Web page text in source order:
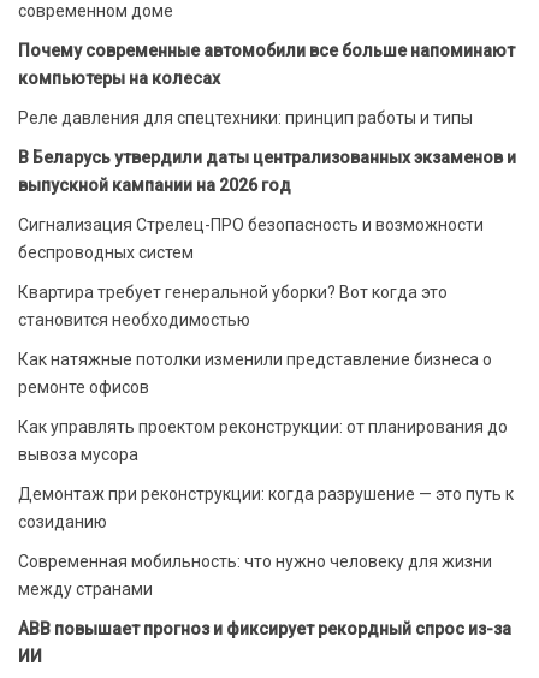
современном доме
Почему современные автомобили все больше напоминают
компьютеры на колесах
Реле давления для спецтехники: принцип работы и типы
В Беларусь утвердили даты централизованных экзаменов и
выпускной кампании на 2026 год
Сигнализация Стрелец-ПРО безопасность и возможности
беспроводных систем
Квартира требует генеральной уборки? Вот когда это
становится необходимостью
Как натяжные потолки изменили представление бизнеса о
ремонте офисов
Как управлять проектом реконструкции: от планирования до
вывоза мусора
Демонтаж при реконструкции: когда разрушение — это путь к
созиданию
Современная мобильность: что нужно человеку для жизни
между странами
ABB повышает прогноз и фиксирует рекордный спрос из-за
ИИ